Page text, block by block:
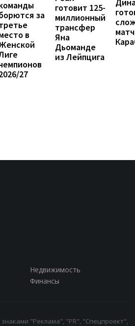
за
в
27
готовит 125-
миллионный
трансфер
Яна
Дьоманде
из Лейпцига
Недвижимость
Финансы
"Реклама", "PR", "Спецпроект",